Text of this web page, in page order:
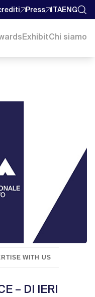
Press ITAENG
ExhibitChi siamo
WITH US
– DI IERI